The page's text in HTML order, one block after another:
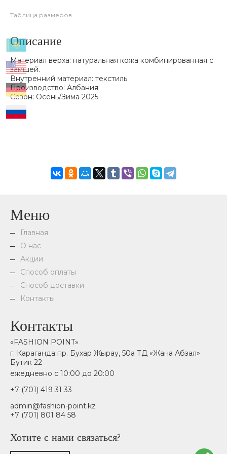
Таблица размеров
Описание
Материал верха: натуральная кожа комбинированная с
замшей.
Внутренний материал: текстиль
Производство: Албания
Сезон: Осень/Зима 2025
Меню
Главная
О нас
Акции
Способ оплаты
Способ доставки
Контакты
Контакты
«FASHION POINT»
г. Караганда пр. Бухар Жырау, 50а ТД «Жана Абзал»
Бутик 22
ежедневно с 10:00 до 20:00
+7 (701) 419 31 33
admin@fashion-point.kz
+7 (701) 801 84 58
Хотите с нами связаться?